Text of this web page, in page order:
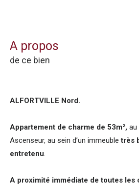
a propos
de ce bien
ALFORTVILLE Nord.
Appartement de charme de 53m², au
Ascenseur, au sein d’un immeubletrès
entretenu
A proximité immédiate de toutes les